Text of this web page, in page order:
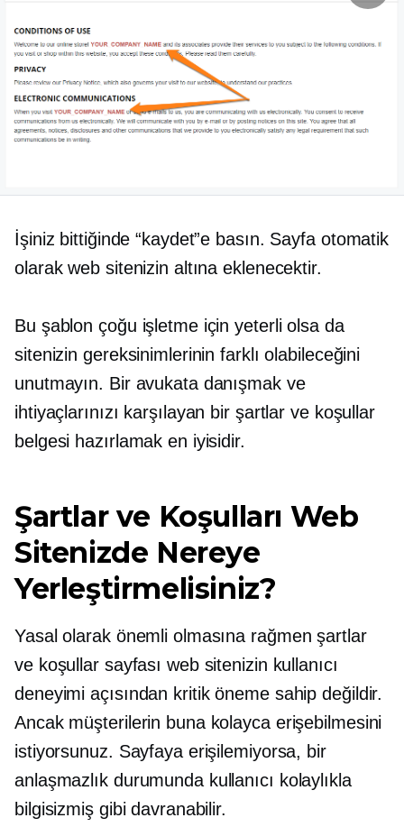
İşiniz bittiğinde “kaydet”e basın. Sayfa otomatik
olarak web sitenizin altına eklenecektir.
Bu şablon çoğu işletme için yeterli olsa da
sitenizin gereksinimlerinin farklı olabileceğini
unutmayın. Bir avukata danışmak ve
ihtiyaçlarınızı karşılayan bir şartlar ve koşullar
belgesi hazırlamak en iyisidir.
Şartlar ve Koşulları Web
Sitenizde Nereye
Yerleştirmelisiniz?
Yasal olarak önemli olmasına rağmen şartlar
ve koşullar sayfası web sitenizin kullanıcı
deneyimi açısından kritik öneme sahip değildir.
Ancak müşterilerin buna kolayca erişebilmesini
istiyorsunuz. Sayfaya erişilemiyorsa, bir
anlaşmazlık durumunda kullanıcı kolaylıkla
bilgisizmiş gibi davranabilir.